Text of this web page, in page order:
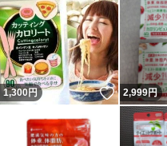
1,300円 いいね！
2,999円